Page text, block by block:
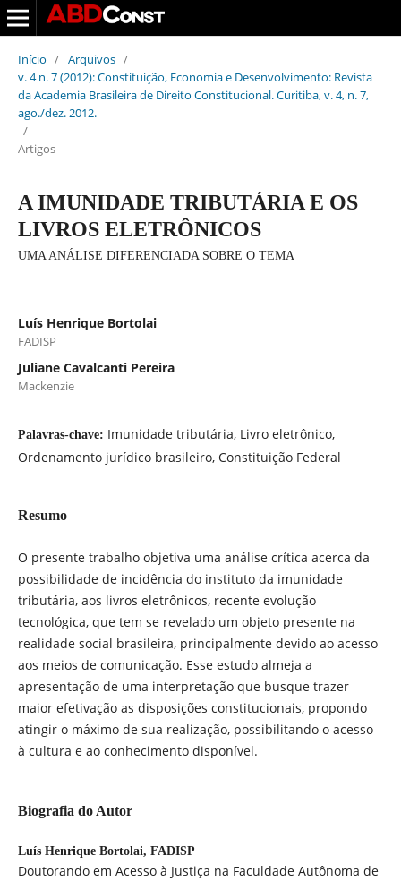
Início / Arquivos /
v. 4 n. 7 (2012): Constituição, Economia e Desenvolvimento: Revista
da Academia Brasileira de Direito Constitucional. Curitiba, v. 4, n. 7,
ago./dez. 2012.
/
Artigos
A IMUNIDADE TRIBUTÁRIA E OS
LIVROS ELETRÔNICOS
UMA ANÁLISE DIFERENCIADA SOBRE O TEMA
Luís Henrique Bortolai
FADISP
Juliane Cavalcanti Pereira
Mackenzie
Palavras-chave: Imunidade tributária, Livro eletrônico,
Ordenamento jurídico brasileiro, Constituição Federal
Resumo
O presente trabalho objetiva uma análise crítica acerca da
possibilidade de incidência do instituto da imunidade
tributária, aos livros eletrônicos, recente evolução
tecnológica, que tem se revelado um objeto presente na
realidade social brasileira, principalmente devido ao acesso
aos meios de comunicação. Esse estudo almeja a
apresentação de uma interpretação que busque trazer
maior efetivação as disposições constitucionais, propondo
atingir o máximo de sua realização, possibilitando o acesso
à cultura e ao conhecimento disponível.
Biografia do Autor
Luís Henrique Bortolai, FADISP
Doutorando em Acesso à Justiça na Faculdade Autônoma de